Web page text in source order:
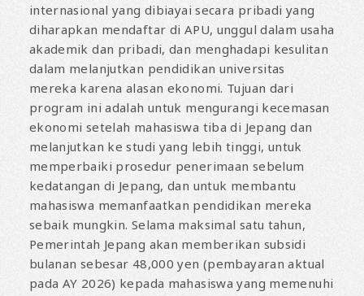
internasional yang dibiayai secara pribadi yang
diharapkan mendaftar di APU, unggul dalam usaha
akademik dan pribadi, dan menghadapi kesulitan
dalam melanjutkan pendidikan universitas
mereka karena alasan ekonomi. Tujuan dari
program ini adalah untuk mengurangi kecemasan
ekonomi setelah mahasiswa tiba di Jepang dan
melanjutkan ke studi yang lebih tinggi, untuk
memperbaiki prosedur penerimaan sebelum
kedatangan di Jepang, dan untuk membantu
mahasiswa memanfaatkan pendidikan mereka
sebaik mungkin. Selama maksimal satu tahun,
Pemerintah Jepang akan memberikan subsidi
bulanan sebesar 48,000 yen (pembayaran aktual
pada AY 2026) kepada mahasiswa yang memenuhi